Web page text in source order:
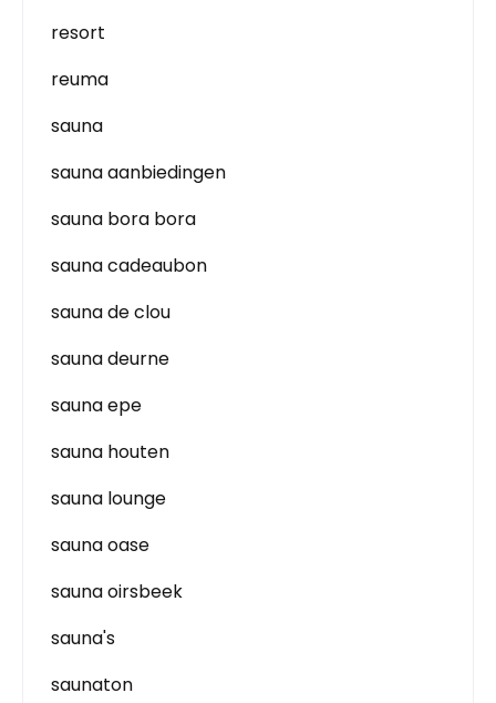
resort
reuma
sauna
sauna aanbiedingen
sauna bora bora
sauna cadeaubon
sauna de clou
sauna deurne
sauna epe
sauna houten
sauna lounge
sauna oase
sauna oirsbeek
sauna's
saunaton